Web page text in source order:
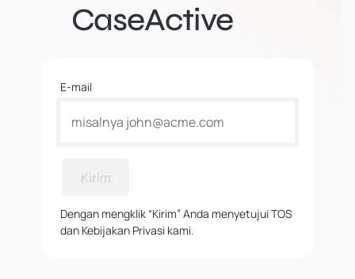
CaseActive
E-mail
Kirim
Dengan mengklik “Kirim” Anda menyetujui TOS
dan Kebijakan Privasi kami.